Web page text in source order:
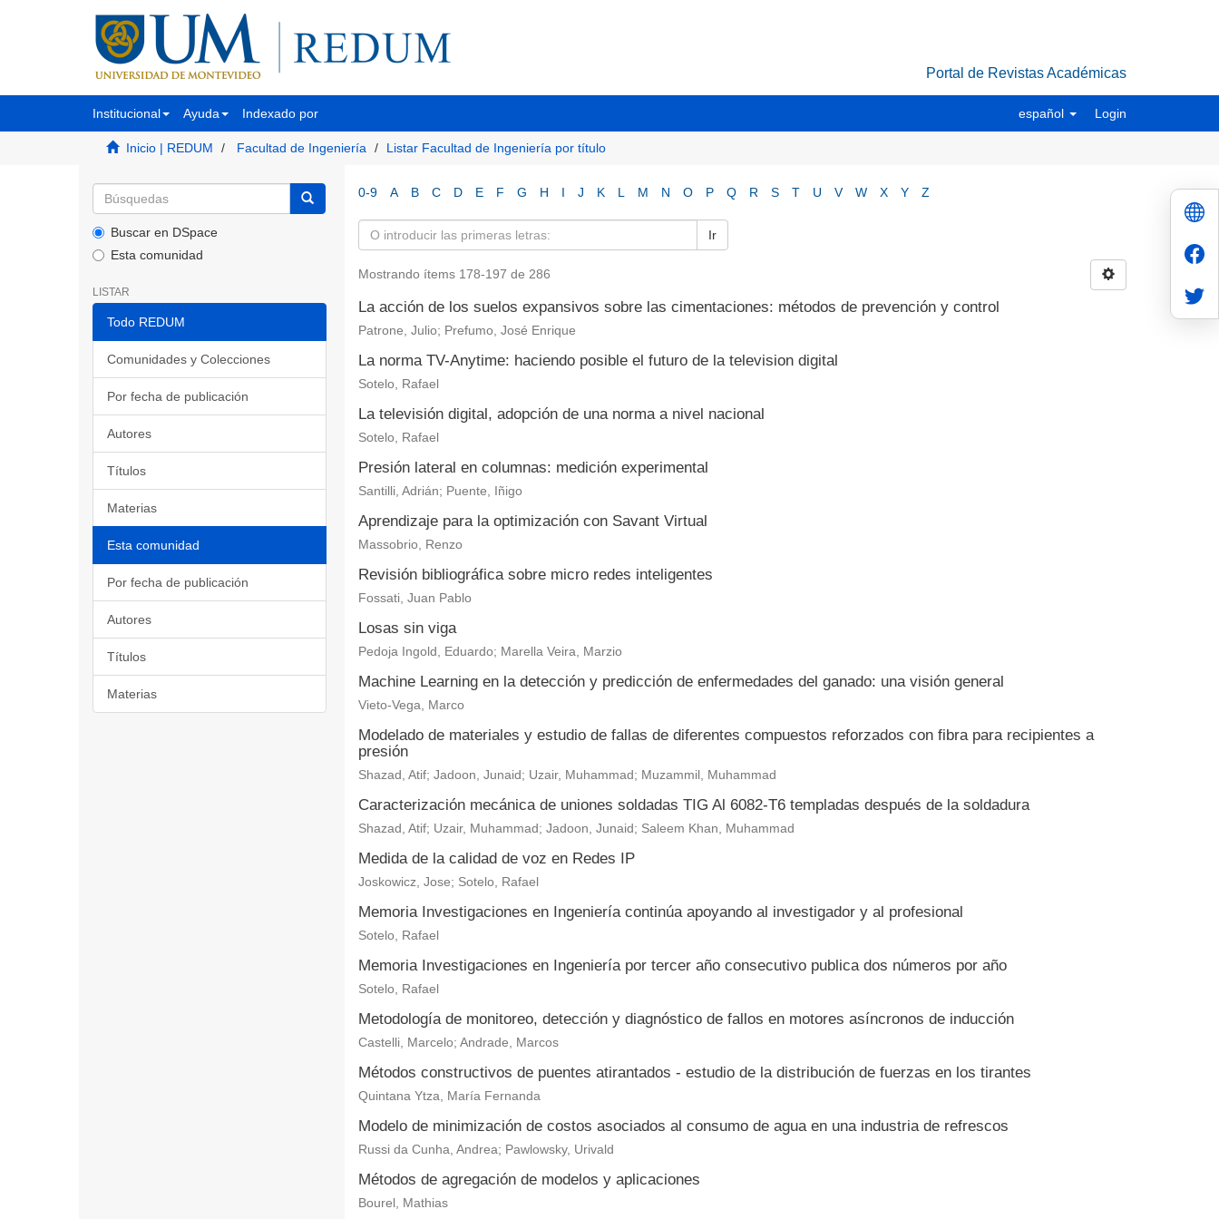
Portal de Revistas Académicas
Institucional Ayuda Indexado por español Login
Inicio | REDUM Facultad de Ingeniería Listar Facultad de Ingeniería por título
Buscar en DSpace
Esta comunidad
LISTAR
Todo REDUM
Comunidades y Colecciones
Por fecha de publicación
Autores
Títulos
Materias
Esta comunidad
Por fecha de publicación
Autores
Títulos
Materias
0-9 A B C D E F G H I J K L M N O P Q R S T U V W X Y Z
Ir
Mostrando ítems 178-197 de 286
La acción de los suelos expansivos sobre las cimentaciones: métodos de prevención y control
Patrone, Julio; Prefumo, José Enrique
La norma TV-Anytime: haciendo posible el futuro de la television digital
Sotelo, Rafael
La televisión digital, adopción de una norma a nivel nacional
Sotelo, Rafael
Presión lateral en columnas: medición experimental
Santilli, Adrián; Puente, Iñigo
Aprendizaje para la optimización con Savant Virtual
Massobrio, Renzo
Revisión bibliográfica sobre micro redes inteligentes
Fossati, Juan Pablo
Losas sin viga
Pedoja Ingold, Eduardo; Marella Veira, Marzio
Machine Learning en la detección y predicción de enfermedades del ganado: una visión general
Vieto-Vega, Marco
Modelado de materiales y estudio de fallas de diferentes compuestos reforzados con fibra para recipientes a
presión
Shazad, Atif; Jadoon, Junaid; Uzair, Muhammad; Muzammil, Muhammad
Caracterización mecánica de uniones soldadas TIG Al 6082-T6 templadas después de la soldadura
Shazad, Atif; Uzair, Muhammad; Jadoon, Junaid; Saleem Khan, Muhammad
Medida de la calidad de voz en Redes IP
Joskowicz, Jose; Sotelo, Rafael
Memoria Investigaciones en Ingeniería continúa apoyando al investigador y al profesional
Sotelo, Rafael
Memoria Investigaciones en Ingeniería por tercer año consecutivo publica dos números por año
Sotelo, Rafael
Metodología de monitoreo, detección y diagnóstico de fallos en motores asíncronos de inducción
Castelli, Marcelo; Andrade, Marcos
Métodos constructivos de puentes atirantados - estudio de la distribución de fuerzas en los tirantes
Quintana Ytza, María Fernanda
Modelo de minimización de costos asociados al consumo de agua en una industria de refrescos
Russi da Cunha, Andrea; Pawlowsky, Urivald
Métodos de agregación de modelos y aplicaciones
Bourel, Mathias